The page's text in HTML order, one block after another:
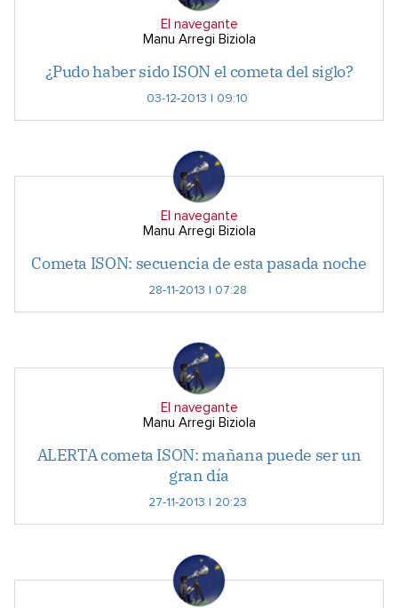
El navegante
Manu Arregi Biziola
¿Pudo haber sido ISON el cometa del siglo?
03-12-2013 | 09:10
El navegante
Manu Arregi Biziola
Cometa ISON: secuencia de esta pasada noche
28-11-2013 | 07:28
El navegante
Manu Arregi Biziola
ALERTA cometa ISON: mañana puede ser un
gran día
27-11-2013 | 20:23